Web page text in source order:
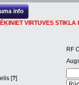
info
VIRTUVES
RF
[?]